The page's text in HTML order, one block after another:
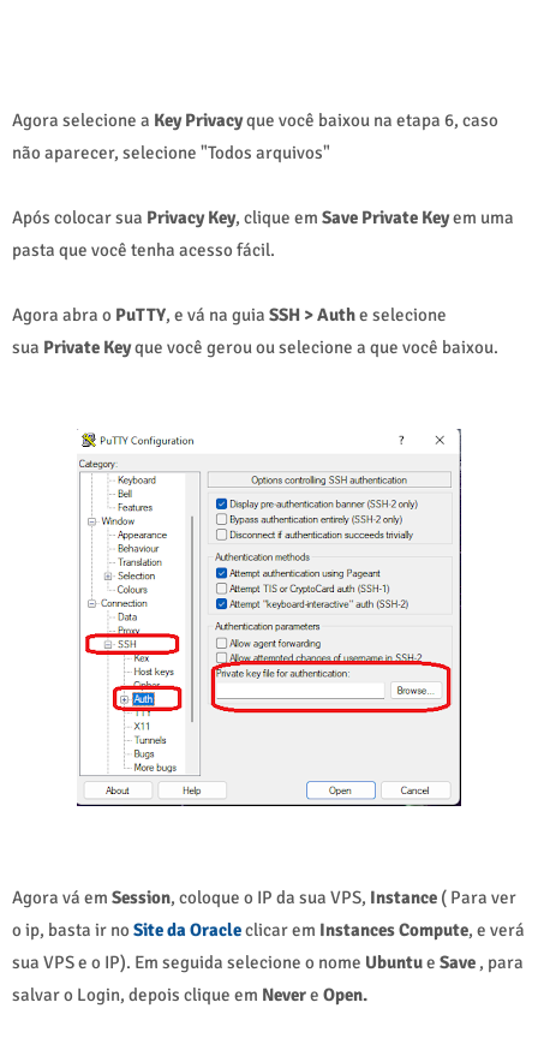
Agora selecione a Key Privacyque você baixou na etapa 6, caso
não aparecer, selecione "Todos arquivos"
Após colocar sua Privacy Key, clique em Save Private Keyem uma
pasta que você tenha acesso fácil.
Agora abra o PuTTY, e vá na guia SSH > Authe selecione
sua Private Keyque você gerou ou selecione a que você baixou.
Agora vá em Session, coloque o IP da sua VPS, Instance ( Para ver
o ip, basta ir no Site da Oracleclicar em Instances Compute, e verá
sua VPS e o IP). Em seguida selecione o nome Ubuntue Save , para
salvar o Login, depois clique em Nevere Open.